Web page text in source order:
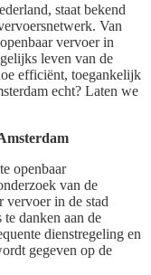
staat bekend
Van
vervoer in
leven van de
efficiënt, toegankelijk
echt? Laten we
openbaar
van de
vervoer in de stad
danken aan de
dienstregeling en
gegeven op de